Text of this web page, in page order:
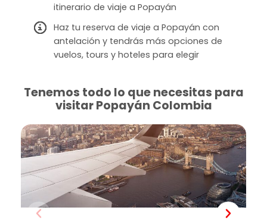
itinerario de viaje a Popayán
Haz tu reserva de viaje a Popayán con
antelación y tendrás más opciones de
vuelos, tours y hoteles para elegir
Tenemos todo lo que necesitas para
visitar Popayán Colombia